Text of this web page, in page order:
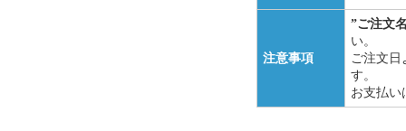
注意事項
”ご注文
い。
ご注文日
す。
お支払い